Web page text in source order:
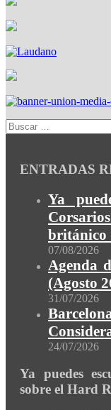
ENTRADAS
Ya
británico
07/08/2026
Agenda
(Agosto
31/07/2026
24/07/2026
Ya puedes
sobre el Hard